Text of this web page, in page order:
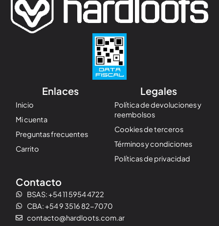
Enlaces
Inicio
Mi cuenta
Preguntas frecuentes
Carrito
Legales
Política de devoluciones y
reembolsos
Cookies de terceros
Términos y condiciones
Políticas de privacidad
Contacto
BSAS: +54 11 5954 4722
CBA: +54 9 3516 82-7070
contacto@hardloots.com.ar